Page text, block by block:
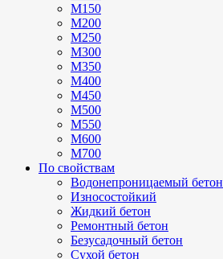
М150
М200
М250
М300
М350
М400
М450
М500
М550
М600
М700
По свойствам
Водонепроницаемый бетон
Износостойкий
Жидкий бетон
Ремонтный бетон
Безусадочный бетон
Сухой бетон